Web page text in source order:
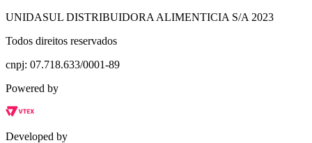
UNIDASUL DISTRIBUIDORA ALIMENTICIA S/A 2023
Todos direitos reservados
cnpj: 07.718.633/0001-89
Powered by
Developed by